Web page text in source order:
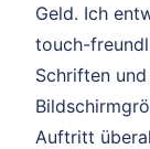
Geld. Ich
touch-
Schriften
Auftritt